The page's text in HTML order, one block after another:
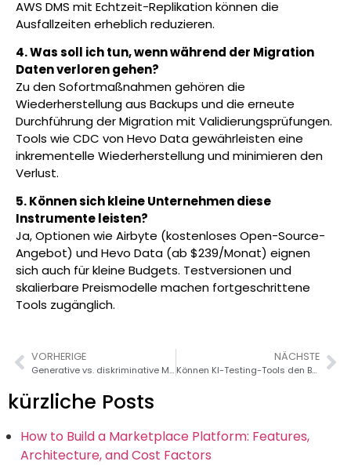
AWS DMS mit Echtzeit-Replikation können die
Ausfallzeiten erheblich reduzieren.
4. Was soll ich tun, wenn während der Migration
Daten verloren gehen?
Zu den Sofortmaßnahmen gehören die
Wiederherstellung aus Backups und die erneute
Durchführung der Migration mit Validierungsprüfungen.
Tools wie CDC von Hevo Data gewährleisten eine
inkrementelle Wiederherstellung und minimieren den
Verlust.
5. Können sich kleine Unternehmen diese
Instrumente leisten?
Ja, Optionen wie Airbyte (kostenloses Open-Source-
Angebot) und Hevo Data (ab $239/Monat) eignen
sich auch für kleine Budgets. Testversionen und
skalierbare Preismodelle machen fortgeschrittene
Tools zugänglich.
VORHERIGE
Generative vs. diskriminative Modelle: Welches Modell sollten Sie verwenden?
NÄCHSTE
Können KI-Testing-Tools den Bedarf an manueller QS beseitigen?
kürzliche Posts
How to Build a Marketplace Platform: Features,
Architecture, and Cost Factors